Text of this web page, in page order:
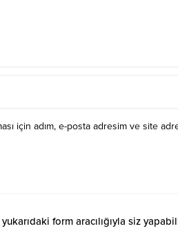
için adım, e-posta adresim ve site
form aracılığıyla siz